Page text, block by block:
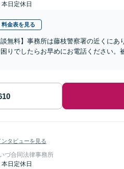
日定休日
料金表を見る
談無料】事務所は藤枝警察署の近くに
りでしたらお早めにお電話ください
ンタビューを見る
づ合同法律事務所
日定休日